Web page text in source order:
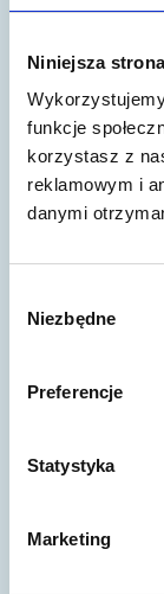
Niniejsza
funkcje
korzystasz z
reklamowym i
danymi
zgody
Niezbędne
Preferencje
Statystyka
Marketing
własną
firmą
tworzy